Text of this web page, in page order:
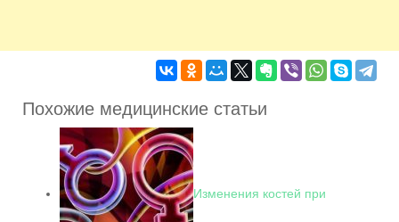
Похожие медицинские статьи
Изменения костей при